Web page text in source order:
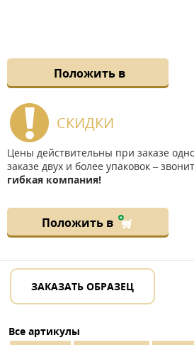
Положить в
СКИДКИ
Цены действительны при заказе
заказе двух и более упаковок –
гибкая компания!
Положить в
ЗАКАЗАТЬ ОБРАЗЕЦ
Все артикулы